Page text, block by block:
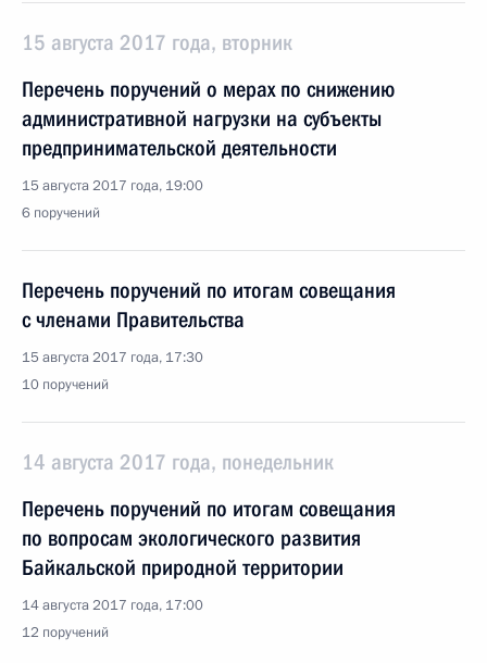
15 августа 2017 года, вторник
Перечень поручений о мерах по снижению
административной нагрузки на субъекты
предпринимательской деятельности
15 августа 2017 года, 19:00
6 поручений
Перечень поручений по итогам совещания
с членами Правительства
15 августа 2017 года, 17:30
10 поручений
14 августа 2017 года, понедельник
Перечень поручений по итогам совещания
по вопросам экологического развития
Байкальской природной территории
14 августа 2017 года, 17:00
12 поручений